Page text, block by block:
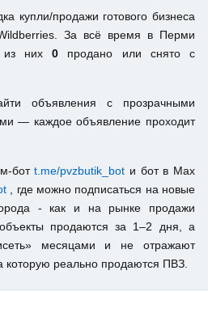
купли/продажи готового бизнеса
За всё время в Перми
из них0 продано или снято с
объявления с прозрачными
— каждое объявление проходит
ботt.me/pvzbutik_bot и бот в Max
, где можно подписаться на новые
- как и на рынке продажи
продаются за 1–2 дня, а
месяцами и не отражают
которую реально продаются ПВЗ.